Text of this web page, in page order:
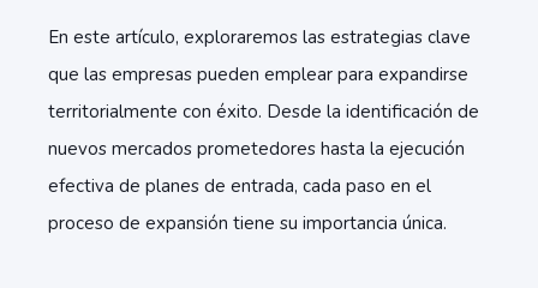
En este artículo, exploraremos las estrategias clave
que las empresas pueden emplear para expandirse
territorialmente con éxito. Desde la identificación de
nuevos mercados prometedores hasta la ejecución
efectiva de planes de entrada, cada paso en el
proceso de expansión tiene su importancia única.